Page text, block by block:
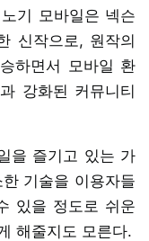
기 모바일은 넥슨
신작으로, 원작의
하면서 모바일 환
강화된 커뮤니티
을 즐기고 있는 가
기술을 이용자들
있을 정도로 쉬운
해줄지도 모른다.